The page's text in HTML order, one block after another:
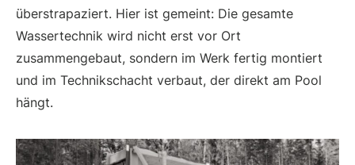
überstrapaziert. Hier ist gemeint: Die gesamte
Wassertechnik wird nicht erst vor Ort
zusammengebaut, sondern im Werk fertig montiert
und im Technikschacht verbaut, der direkt am Pool
hängt.